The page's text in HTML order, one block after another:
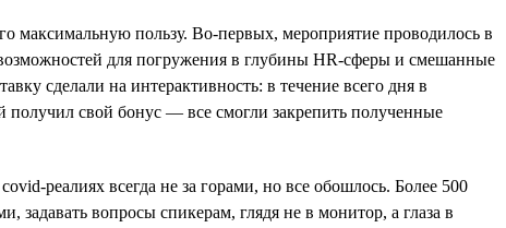
максимальную пользу. Во-первых, мероприятие проводилось в
для погружения в глубины HR-сферы и смешанные
сделали на интерактивность: в течение всего дня в
свой бонус — все смогли закрепить полученные
реалиях всегда не за горами, но все обошлось. Более 500
вопросы спикерам, глядя не в монитор, а глаза в